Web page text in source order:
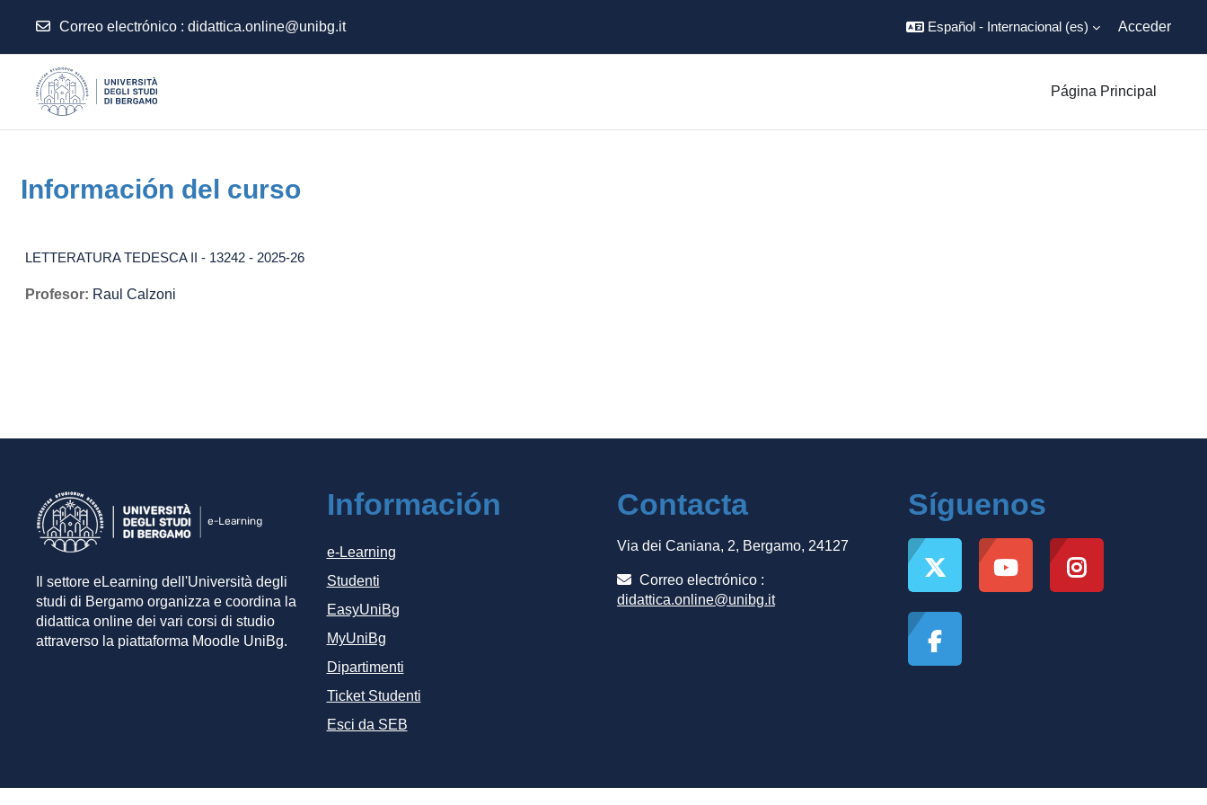
Correo electrónico : didattica.online@unibg.it Español - Internacional ‎(es)‎ Acceder
Página Principal
Información del curso
LETTERATURA TEDESCA II - 13242 - 2025-26
Profesor: Raul Calzoni
Il settore eLearning dell'Università degli
studi di Bergamo organizza e coordina la
didattica online dei vari corsi di studio
attraverso la piattaforma Moodle UniBg.
Información
e-Learning
Studenti
EasyUniBg
MyUniBg
Dipartimenti
Ticket Studenti
Esci da SEB
Contacta
Via dei Caniana, 2, Bergamo, 24127
Correo electrónico :
didattica.online@unibg.it
Síguenos